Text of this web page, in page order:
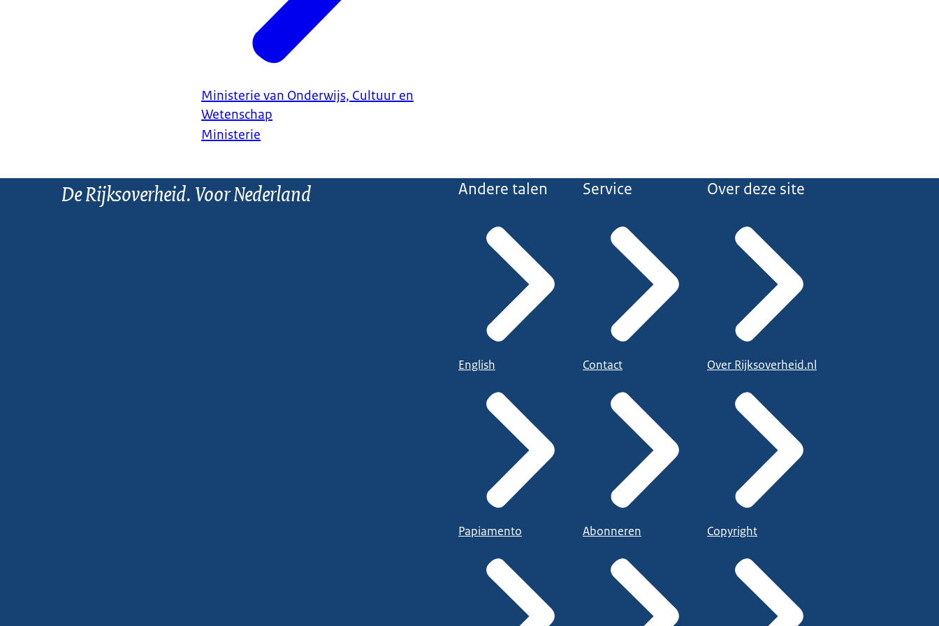
Ministerie van Onderwijs, Cultuur en
Wetenschap
Ministerie
De Rijksoverheid. Voor Nederland Andere talen
English
Papiamento
Service
Contact
Abonneren
Over deze site
Over Rijksoverheid.nl
Copyright